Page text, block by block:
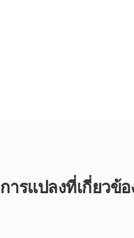
การแปลงที่เกี่ยวข้อ